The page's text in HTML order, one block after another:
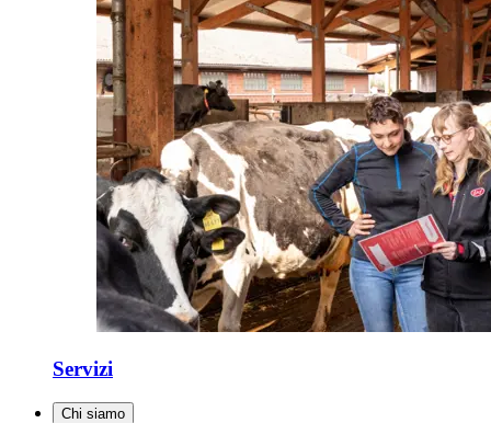
Servizi
Chi siamo